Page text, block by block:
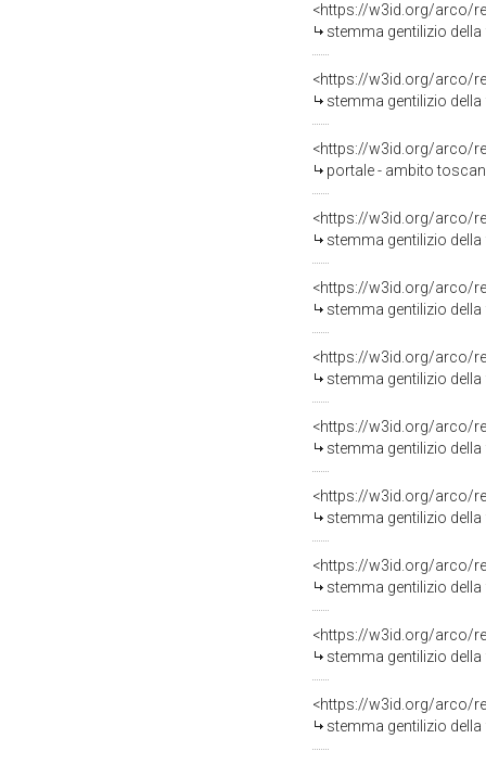
<https://w3id.org/arco/
stemma gentilizio
<https://w3id.org/arco/
stemma gentilizio
<https://w3id.org/arco/
portale - ambito
<https://w3id.org/arco/
stemma gentilizio
<https://w3id.org/arco/
stemma gentilizio
<https://w3id.org/arco/
stemma gentilizio
<https://w3id.org/arco/
stemma gentilizio
<https://w3id.org/arco/
stemma gentilizio
<https://w3id.org/arco/
stemma gentilizio
<https://w3id.org/arco/
stemma gentilizio
<https://w3id.org/arco/
stemma gentilizio